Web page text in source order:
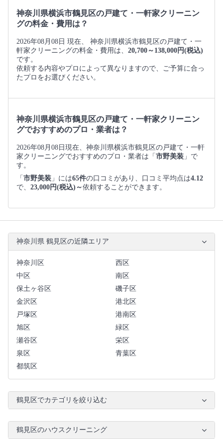
神奈川県横浜市鶴見区の戸建て・一軒家クリーニン
グの料金・費用は？
2026年08月08日 現在、 神奈川県横浜市鶴見区の戸建て・一
軒家クリーニングの料金・費用は、 20,700～138,000円(税込)
です。
依頼する内容やプロによって異なりますので、ご予算に合っ
たプロをお選びください。
神奈川県横浜市鶴見区の戸建て・一軒家クリーニン
グでおすすめのプロ・業者は？
2026年08月08日現在、神奈川県横浜市鶴見区の戸建て・一軒
家クリーニングでおすすめのプロ・業者は「 市野美装 」で
す。
「 市野美装 」には65件の口コミがあり、口コミ平均点は4.12
で、 23,000円(税込)～依頼することができます。
神奈川県 鶴見区の近隣エリア
神奈川区
西区
中区
南区
保土ヶ谷区
磯子区
金沢区
港北区
戸塚区
港南区
旭区
緑区
瀬谷区
栄区
泉区
青葉区
都筑区
鶴見区でカテゴリを絞り込む
鶴見区のハウスクリーニング